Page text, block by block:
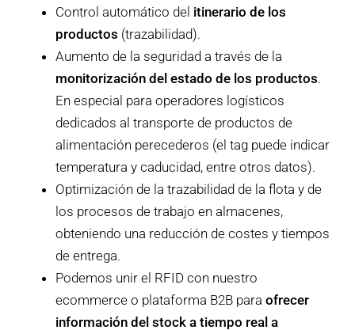
Control automático del itinerario de los
productos (trazabilidad).
Aumento de la seguridad a través de la
monitorización del estado de los productos.
En especial para operadores logísticos
dedicados al transporte de productos de
alimentación perecederos (el tag puede indicar
temperatura y caducidad, entre otros datos).
Optimización de la trazabilidad de la flota y de
los procesos de trabajo en almacenes,
obteniendo una reducción de costes y tiempos
de entrega.
Podemos unir el RFID con nuestro
ecommerce o plataforma B2B para ofrecer
información del stock a tiempo real a